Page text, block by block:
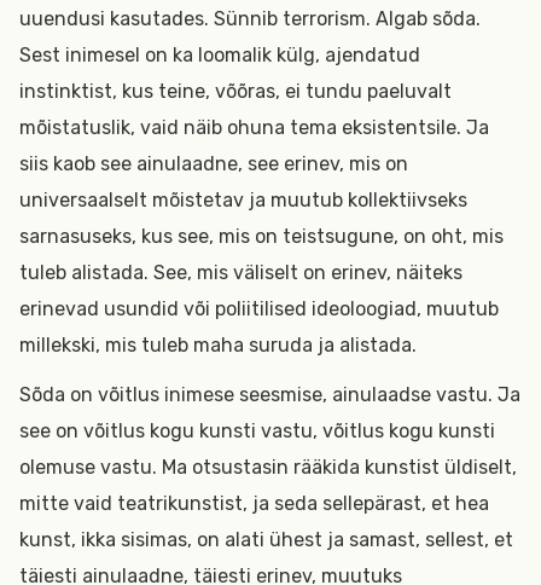
uuendusi kasutades. Sünnib terrorism. Algab sõda.
Sest inimesel on ka loomalik külg, ajendatud
instinktist, kus teine, võõras, ei tundu paeluvalt
mõistatuslik, vaid näib ohuna tema eksistentsile. Ja
siis kaob see ainulaadne, see erinev, mis on
universaalselt mõistetav ja muutub kollektiivseks
sarnasuseks, kus see, mis on teistsugune, on oht, mis
tuleb alistada. See, mis väliselt on erinev, näiteks
erinevad usundid või poliitilised ideoloogiad, muutub
millekski, mis tuleb maha suruda ja alistada.
Sõda on võitlus inimese seesmise, ainulaadse vastu. Ja
see on võitlus kogu kunsti vastu, võitlus kogu kunsti
olemuse vastu. Ma otsustasin rääkida kunstist üldiselt,
mitte vaid teatrikunstist, ja seda sellepärast, et hea
kunst, ikka sisimas, on alati ühest ja samast, sellest, et
täiesti ainulaadne, täiesti erinev, muutuks